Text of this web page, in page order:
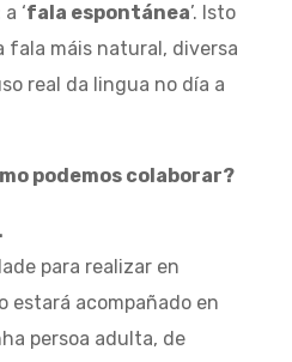
‘fala espontánea’. Isto
fala máis natural, diversa
real da lingua no día a
podemos colaborar?
para realizar en
estará acompañado en
persoa adulta, de